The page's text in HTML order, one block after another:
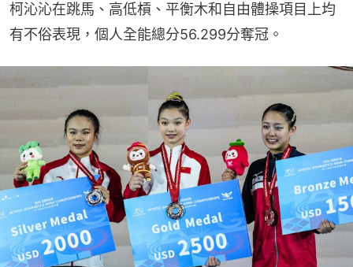
柯沁沁在跳馬、高低槓、平衡木和自由體操項目上均
有不俗表現，個人全能總分56.299分奪冠。